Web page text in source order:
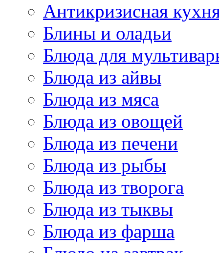
Антикризисная
Блины и оладьи
Блюда для
Блюда из айвы
Блюда из мяса
Блюда из овощей
Блюда из печени
Блюда из рыбы
Блюда из творога
Блюда из тыквы
Блюда из фарша